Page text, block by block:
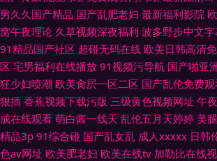
男久久国产精品 国产乱肥老妇 最新福利影院
窝午夜理论 久草视频深夜福利 波多野步中文字
91精品国产社区 超碰无码在线 欧美日韩高清
区 宅男福利在线播放 91视频污导航 国产啪亚
狂少妇喷潮 欧美肏屄一区二区 国产乱伦免费
狠插 香蕉视频下载污版 三级黄色视频网址 午
成在线观看 萌白酱一线天 乱伦五月天婷婷 美
精品3p 91综合碰 国产乱女乱 成人xxxxx 日韩
色av网址 欧美肥老妇 欧美在线tv 加勒比在线